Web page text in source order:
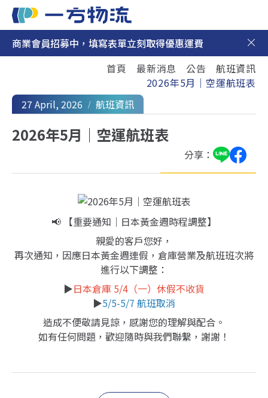
日本集運
最新消息
新手上路
聯絡我們
商業會員招募中，填寫表單立刻取得優惠運費
首頁
最新消息 公告
航班資訊
2026年5月｜空運航班表
27 April, 2026
航班資訊
2026年5月｜空運航班表
分享：
📢 【重要通知｜日本黃金週時程調整】
親愛的客戶您好，
再次通知，因應日本黃金週連假，倉庫營業及航班班次將
進行以下調整：
▶日本倉庫 5/4（一）休假不收貨
▶5/5-5/7 航班取消
造成不便敬請見諒，感謝您的理解與配合。
如有任何問題，歡迎隨時與我們聯繫，謝謝！